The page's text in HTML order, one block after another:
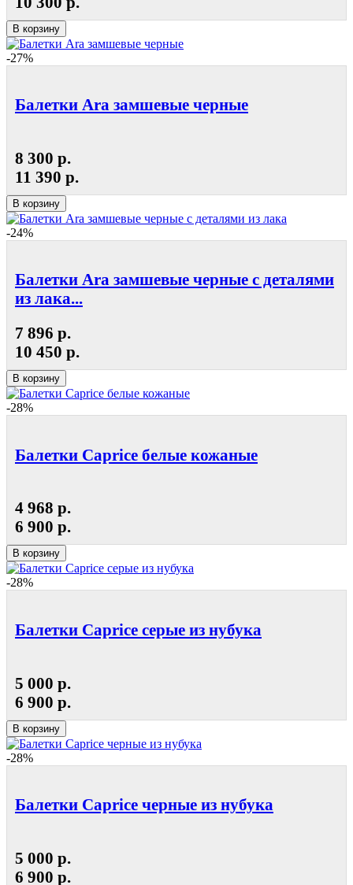
В корзину
-27%
Балетки Ara замшевые черные
8 300 р.
11 390 р.
В корзину
-24%
Балетки Ara замшевые черные с деталями
из лака...
7 896 р.
10 450 р.
В корзину
-28%
Балетки Caprice белые кожаные
4 968 р.
6 900 р.
В корзину
-28%
Балетки Caprice серые из нубука
5 000 р.
6 900 р.
В корзину
-28%
Балетки Caprice черные из нубука
5 000 р.
6 900 р.